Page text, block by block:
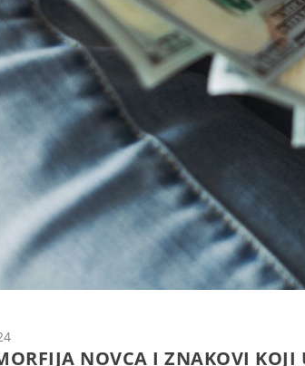
NOVCA I ZNAKOVI